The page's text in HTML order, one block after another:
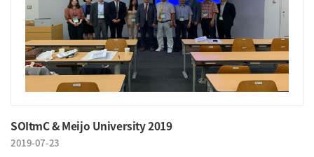
SOItmC & Meijo University 2019
2019-07-23